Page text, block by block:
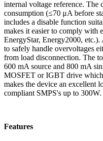
internal voltage reference. The
consumption (≤70 μA before
includes a disable function
makes it easier to comply with
EnergyStar, Energy2000,
to safely handle overvoltages
from load disconnection. The
600 mA source and 800 mA
MOSFET or IGBT drive
makes the device an excellent
compliant SMPS's up to 300W.
Features